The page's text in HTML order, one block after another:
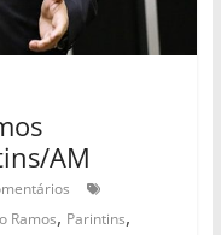
AM
Ramos, Parintins,